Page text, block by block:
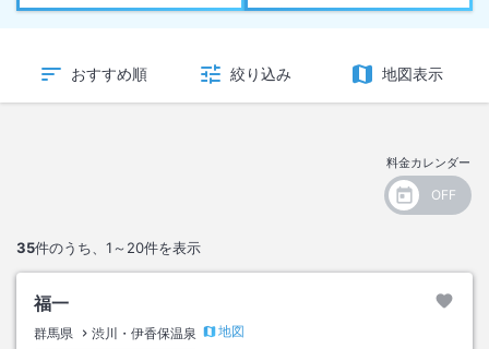
おすすめ順 絞り込み 地図表示
料金カレンダー
35件のうち、 1～20件を表示
福一
群馬県 渋川・伊香保温泉
地図